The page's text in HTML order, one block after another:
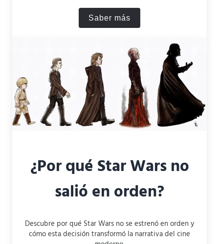
Saber más¿Por qué en Star Wars no
¿Por qué Star Wars no
salió en orden?
Descubre por qué Star Wars no se estrenó en orden y
cómo esta decisión transformó la narrativa del cine